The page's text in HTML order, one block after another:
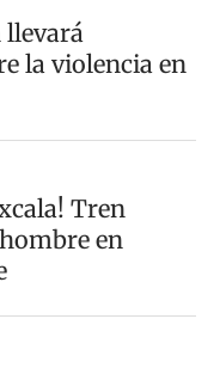
llevará
la violencia en
Tren
en